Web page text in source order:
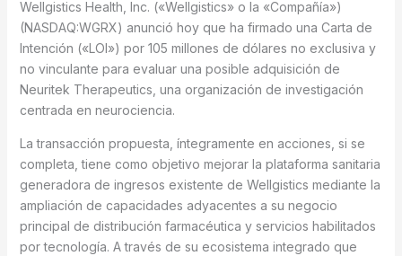
Wellgistics Health, Inc. («Wellgistics» o la «Compañía»)
(NASDAQ:WGRX) anunció hoy que ha firmado una Carta de
Intención («LOI») por 105 millones de dólares no exclusiva y
no vinculante para evaluar una posible adquisición de
Neuritek Therapeutics, una organización de investigación
centrada en neurociencia.
La transacción propuesta, íntegramente en acciones, si se
completa, tiene como objetivo mejorar la plataforma sanitaria
generadora de ingresos existente de Wellgistics mediante la
ampliación de capacidades adyacentes a su negocio
principal de distribución farmacéutica y servicios habilitados
por tecnología. A través de su ecosistema integrado que